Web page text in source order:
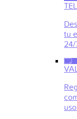
tu